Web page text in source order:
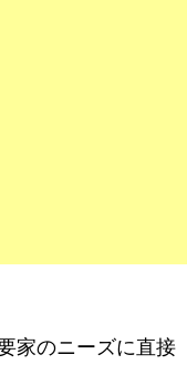
家のニーズに直接